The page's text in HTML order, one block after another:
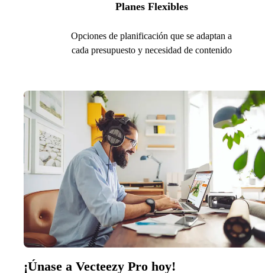
Planes Flexibles
Opciones de planificación que se adaptan a
cada presupuesto y necesidad de contenido
¡Únase a Vecteezy Pro hoy!